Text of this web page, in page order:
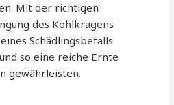
Mit der richtigen
des Kohlkragens
Schädlingsbefalls
so eine reiche Ernte
gewährleisten.